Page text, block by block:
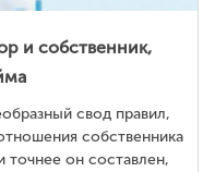
и собственник,
свод правил,
собственника
точнее он составлен,